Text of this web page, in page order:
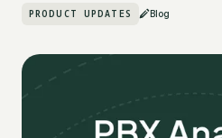
PRODUCT UPDATES Blog